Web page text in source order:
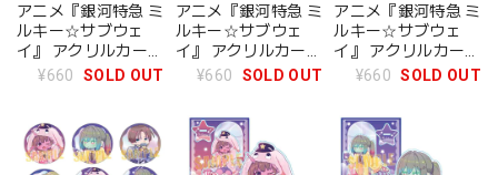
アニメ『銀河特急 ミ
ルキー☆サブウェ
イ』 アクリルカード
マキナ(パジャマパ
¥660 SOLD OUT
アニメ『銀河特急 ミ
ルキー☆サブウェ
イ』 アクリルカード
カート(パジャマパ
¥660 SOLD OUT
アニメ『銀河特急 ミ
ルキー☆サブウェ
イ』 アクリルカード
マックス(パジャマ
¥660 SOLD OUT